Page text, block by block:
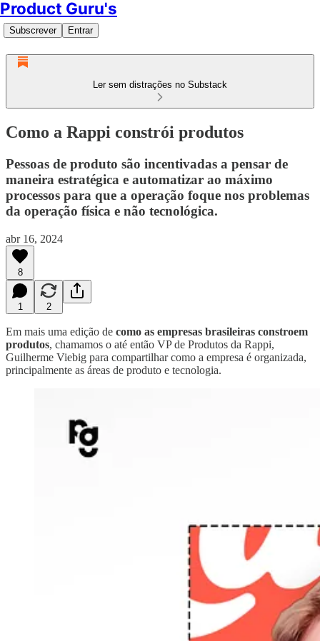
Product Guru's
Subscrever Entrar
Ler sem distrações no Substack
Como a Rappi constrói produtos
Pessoas de produto são incentivadas a pensar de
maneira estratégica e automatizar ao máximo
processos para que a operação foque nos problemas
da operação física e não tecnológica.
abr 16, 2024
8
1 2
Em mais uma edição de como as empresas brasileiras constroem
produtos, chamamos o até então VP de Produtos da Rappi,
Guilherme Viebig para compartilhar como a empresa é organizada,
principalmente as áreas de produto e tecnologia.